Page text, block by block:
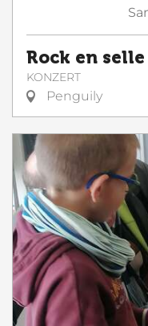
Rock en selle
KONZERT
Penguily